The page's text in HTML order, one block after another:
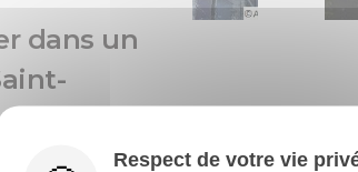
dans un
Respect de votre vie